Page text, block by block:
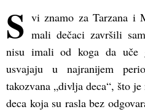
S vi znamo za Tarzana i
mali dečaci završili
nisu imali od koga da uče
usvajaju u najranijem
takozvana „divlja deca“, što
deca koja su rasla bez